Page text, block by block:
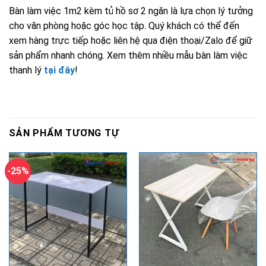
Bàn làm việc 1m2 kèm tủ hồ sơ 2 ngăn là lựa chọn lý tưởng
cho văn phòng hoặc góc học tập. Quý khách có thể đến
xem hàng trực tiếp hoặc liên hệ qua điện thoại/Zalo để giữ
sản phẩm nhanh chóng. Xem thêm nhiều mẫu bàn làm việc
thanh lý tại đây!
SẢN PHẨM TƯƠNG TỰ
-25%